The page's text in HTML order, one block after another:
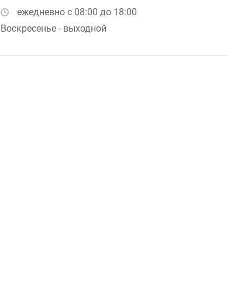
ежедневно с 08:00 до 18:00
Воскресенье - выходной